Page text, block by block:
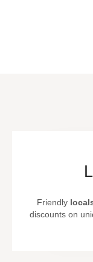
Friendly
discounts on